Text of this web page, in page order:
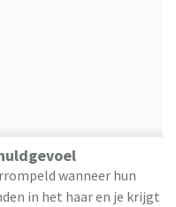
wanneer hun
in het haar en je krijgt